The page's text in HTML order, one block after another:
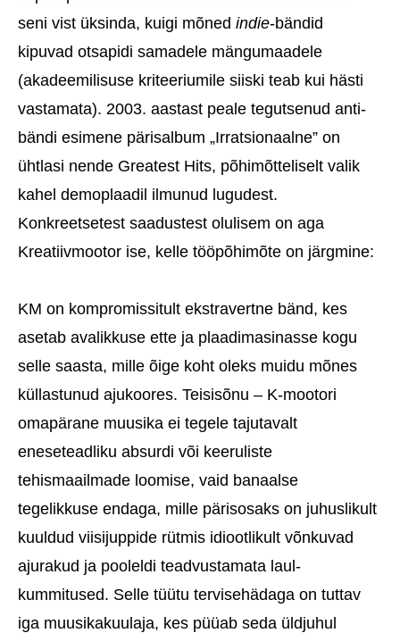
seni vist üksinda, kuigi mõned indie-bändid
kipuvad otsapidi samadele mängumaadele
(akadeemilisuse kriteeriumile siiski teab kui hästi
vastamata). 2003. aastast peale tegutsenud anti-
bändi esimene pärisalbum „Irratsionaalne” on
ühtlasi nende Greatest Hits, põhimõtteliselt valik
kahel demoplaadil ilmunud lugudest.
Konkreetsetest saadustest olulisem on aga
Kreatiivmootor ise, kelle tööpõhimõte on järgmine:
KM on kompromissitult ekstravertne bänd, kes
asetab avalikkuse ette ja plaadimasinasse kogu
selle saasta, mille õige koht oleks muidu mõnes
küllastunud ajukoores. Teisisõnu – K-mootori
omapärane muusika ei tegele tajutavalt
eneseteadliku absurdi või keeruliste
tehismaailmade loomise, vaid banaalse
tegelikkuse endaga, mille pärisosaks on juhuslikult
kuuldud viisijuppide rütmis idiootlikult võnkuvad
ajurakud ja pooleldi teadvustamata laul-
kummitused. Selle tüütu tervisehädaga on tuttav
iga muusikakuulaja, kes püüab seda üldjuhul